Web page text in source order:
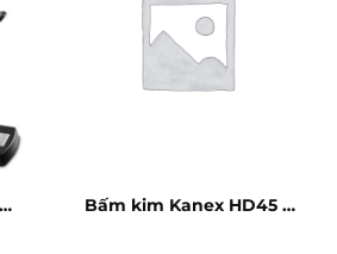
Bấm kim Kanex HD45 –